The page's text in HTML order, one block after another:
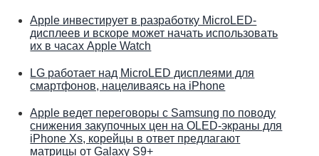
Apple инвестирует в разработку MicroLED-
дисплеев и вскоре может начать использовать
их в часах Apple Watch
LG работает над MicroLED дисплеями для
смартфонов, нацеливаясь на iPhone
Apple ведет переговоры с Samsung по поводу
снижения закупочных цен на OLED-экраны для
iPhone Xs, корейцы в ответ предлагают
матрицы от Galaxy S9+